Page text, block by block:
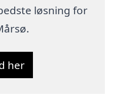
løsning for
her